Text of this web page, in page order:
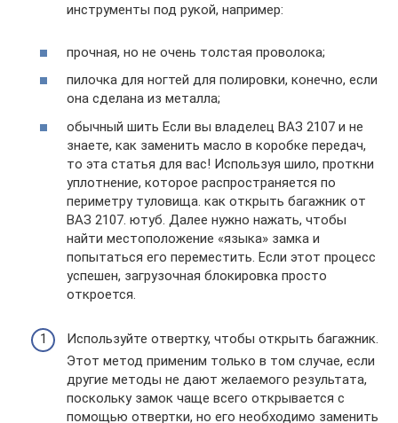
инструменты под рукой, например:
прочная, но не очень толстая проволока;
пилочка для ногтей для полировки, конечно, если
она сделана из металла;
обычный шить Если вы владелец ВАЗ 2107 и не
знаете, как заменить масло в коробке передач,
то эта статья для вас! Используя шило, проткни
уплотнение, которое распространяется по
периметру туловища. как открыть багажник от
ВАЗ 2107. ютуб. Далее нужно нажать, чтобы
найти местоположение «языка» замка и
попытаться его переместить. Если этот процесс
успешен, загрузочная блокировка просто
откроется.
Используйте отвертку, чтобы открыть багажник.
Этот метод применим только в том случае, если
другие методы не дают желаемого результата,
поскольку замок чаще всего открывается с
помощью отвертки, но его необходимо заменить